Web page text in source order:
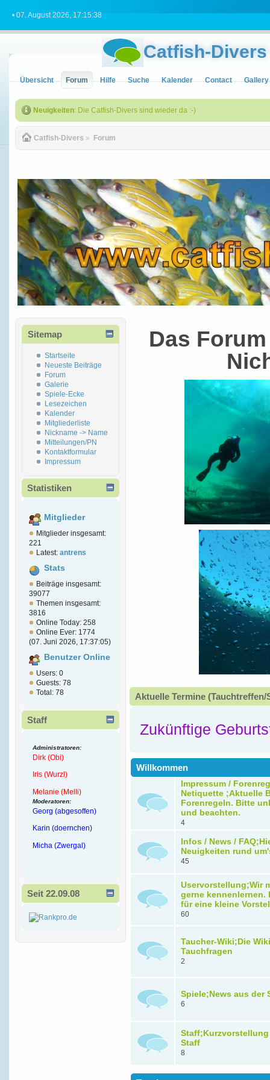
• 07. August 2026, 17:15:38
Catfish-Divers
Übersicht Forum Hilfe Suche Kalender Contact Gallery
Neuigkeiten: Die Catfish-Divers sind wieder da :-)
Catfish-Divers » Forum
Sitemap
Startseite
Neueste Beiträge
Forum
Galerie
Spiele-Ecke
Lesezeichen
Kalender
Mitgliederliste
Nickname -> Name
Mitteilungen/PN
Kontaktformular
Impressum
Statistiken
Mitglieder
Mitglieder insgesamt:
221
Latest: antrens
Stats
Beiträge insgesamt:
39077
Themen insgesamt:
3816
Online Today: 258
Online Ever: 1774
(07. Juni 2026, 17:37:05)
Benutzer Online
Users: 0
Guests: 78
Total: 78
Staff
Administratoren:
Dirk (Obi)
Iris (Wurzl)
Melanie (Melli)
Moderatoren:
Georg (abgesoffen)
Karin (doernchen)
Micha (Zwergal)
Seit 22.09.08
Das
Aktuelle Termine
Zukünftige
Willkommen
Impressum /
Netiquette ;Aktuelle
Forenregeln. Bitte
und beachten.
4
Infos / News /
Neuigkeiten rund
45
Uservorstellung;Wir
gerne kennenlernen.
für eine kleine
60
Taucher-Wiki;Die
Tauchfragen
2
Spiele;News aus der
6
Staff;Kurzvorstellung
Staff
8